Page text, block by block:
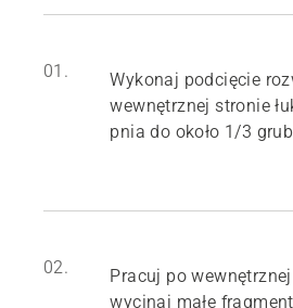
01.
Wykonaj podcięcie
wewnętrznej stronie
pnia do około 1/3
02.
Pracuj po
wycinaj małe